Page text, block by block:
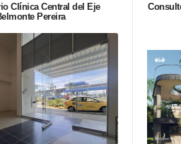
Clínica Central del Eje
Pereira